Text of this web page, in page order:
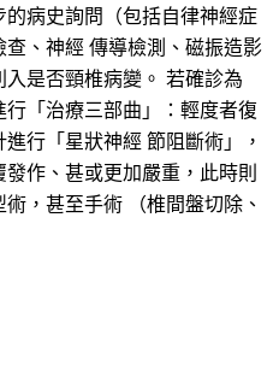
病史詢問（包括自律神經症
、神經 傳導檢測、磁振造影
入是否頸椎病變。 若確診為
行「治療三部曲」：輕度者復
行「星狀神經 節阻斷術」，
作、甚或更加嚴重，此時則
，甚至手術 （椎間盤切除、